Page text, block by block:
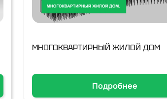
МНОГОКВАРТИРНЫЙ ЖИЛОЙ ДОМ
Подробнее